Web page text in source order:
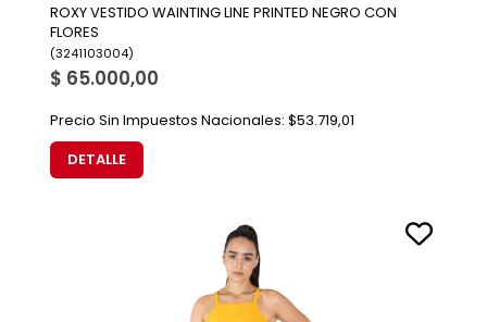
ROXY VESTIDO WAINTING LINE PRINTED NEGRO CON
FLORES
(3241103004)
$ 65.000,00
Precio Sin Impuestos Nacionales: $53.719,01
DETALLE